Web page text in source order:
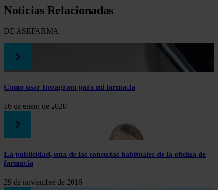
Noticias Relacionadas
DE ASEFARMA
Como usar Instagram para mi farmacia
16 de enero de 2020
La publicidad, una de las consultas habituales de la oficina de
farmacia
29 de noviembre de 2016